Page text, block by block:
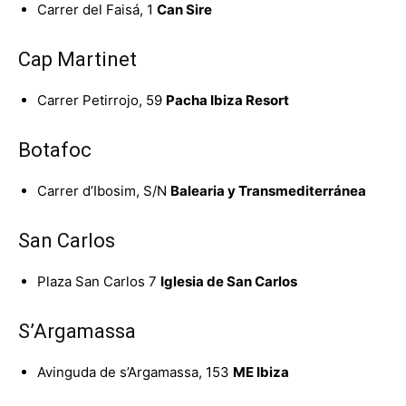
Carrer del Faisá, 1 Can Sire
Cap Martinet
Carrer Petirrojo, 59 Pacha Ibiza Resort
Botafoc
Carrer d’Ibosim, S/N Balearia y Transmediterránea
San Carlos
Plaza San Carlos 7 Iglesia de San Carlos
S’Argamassa
Avinguda de s’Argamassa, 153 ME Ibiza